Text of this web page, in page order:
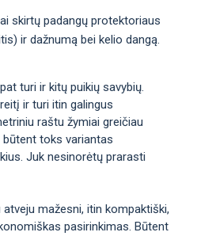
skirtų padangų protektoriaus
ir dažnumą bei kelio dangą.
turi ir kitų puikių savybių.
ir turi itin galingus
raštu žymiai greičiau
būtent toks variantas
Juk nesinorėtų prarasti
mažesni, itin kompaktiški,
pasirinkimas. Būtent